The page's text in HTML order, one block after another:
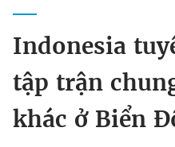
Chuyên mục khác
Đổi mật khẩu
Tin đã lưu
Tin đã xem
Indonesia
tập trận
khác ở Biển